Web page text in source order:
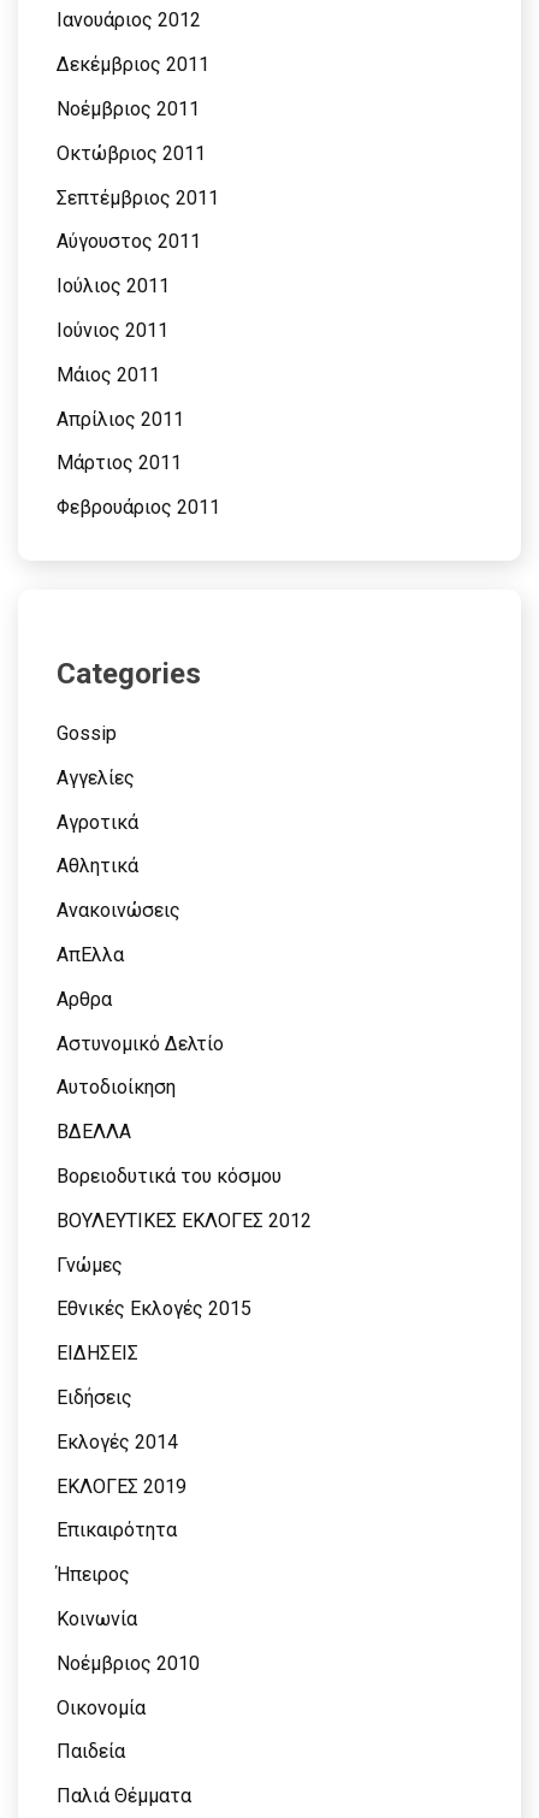
Ιανουάριος 2012
Δεκέμβριος 2011
Νοέμβριος 2011
Οκτώβριος 2011
Σεπτέμβριος 2011
Αύγουστος 2011
Ιούλιος 2011
Ιούνιος 2011
Μάιος 2011
Απρίλιος 2011
Μάρτιος 2011
Φεβρουάριος 2011
Categories
Gossip
Αγγελίες
Αγροτικά
Αθλητικά
Ανακοινώσεις
ΑπΕλλα
Αρθρα
Αστυνομικό Δελτίο
Αυτοδιοίκηση
ΒΔΕΛΛΑ
Βορειοδυτικά του κόσμου
ΒΟΥΛΕΥΤΙΚΕΣ ΕΚΛΟΓΕΣ 2012
Γνώμες
Εθνικές Εκλογές 2015
ΕΙΔΗΣΕΙΣ
Ειδήσεις
Εκλογές 2014
ΕΚΛΟΓΕΣ 2019
Επικαιρότητα
Ήπειρος
Κοινωνία
Νοέμβριος 2010
Οικονομία
Παιδεία
Παλιά Θέμματα